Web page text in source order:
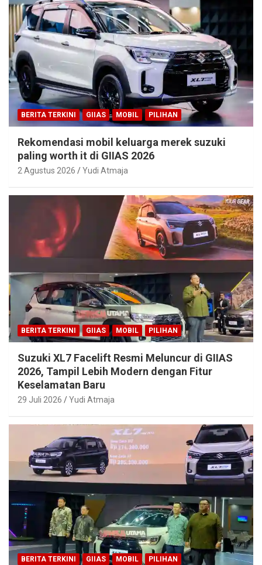
BERITA TERKINI GIIAS MOBIL PILIHAN
Rekomendasi mobil keluarga merek suzuki
paling worth it di GIIAS 2026
2 Agustus 2026 Yudi Atmaja
BERITA TERKINI GIIAS MOBIL PILIHAN
Suzuki XL7 Facelift Resmi Meluncur di GIIAS
2026, Tampil Lebih Modern dengan Fitur
Keselamatan Baru
29 Juli 2026 Yudi Atmaja
BERITA TERKINI GIIAS MOBIL PILIHAN